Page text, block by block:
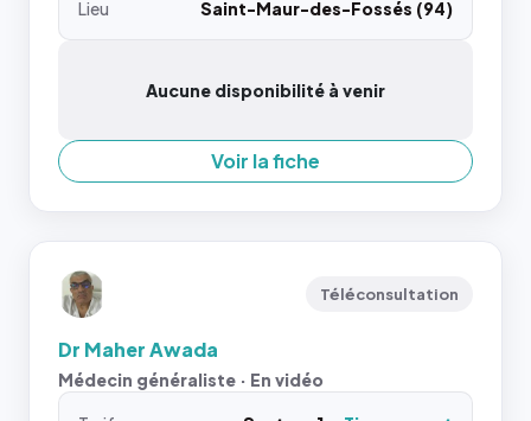
Lieu
Saint-Maur-des-Fossés (94)
Aucune disponibilité à venir
Voir la fiche
Téléconsultation
Dr Maher Awada
Médecin généraliste · En vidéo